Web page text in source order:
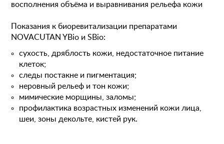
восполнения объёма и выравнивания рельефа кожи
Показания к биоревитализации препаратами
NOVACUTAN YBio и SBio:
сухость, дряблость кожи, недостаточное питание
клеток;
следы постакне и пигментация;
неровный рельеф и тон кожи;
мимические морщины, заломы;
профилактика возрастных изменений кожи лица,
шеи, зоны декольте, кистей рук.